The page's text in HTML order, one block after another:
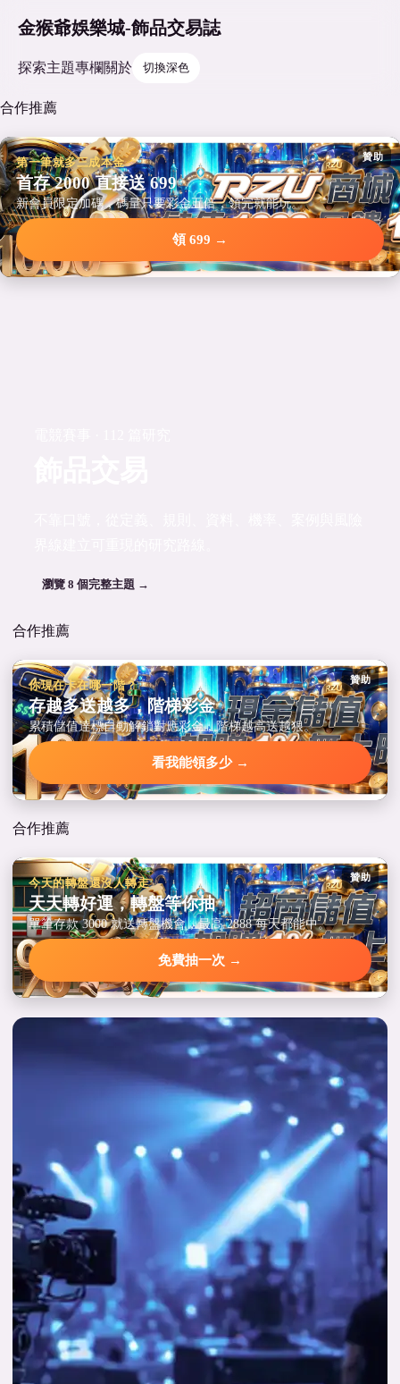
金猴爺娛樂城-飾品交易誌
探索主題專欄關於 切換深色
合作推薦
贊助
第一筆就多三成本金
首存 2000 直接送 699
新會員限定加碼，碼量只要彩金五倍，領完就能玩。
領 699 →
瀏覽 8 個完整主題 →
合作推薦
贊助
你現在卡在哪一階？
存越多送越多，階梯彩金
累積儲值達標自動解鎖對應彩金，階梯越高送越狠。
看我能領多少 →
合作推薦
贊助
今天的轉盤還沒人轉走
天天轉好運，轉盤等你抽
單筆存款 3000 就送轉盤機會，最高 2888 每天都能中。
免費抽一次 →